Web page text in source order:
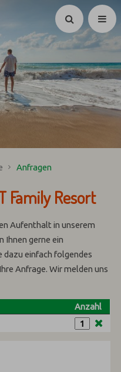
Suchen
Anfragen
Family Resort
Aufenthalt in unserem
Ihnen gerne ein
dazu einfach folgendes
Anfrage. Wir melden uns
Anzahl